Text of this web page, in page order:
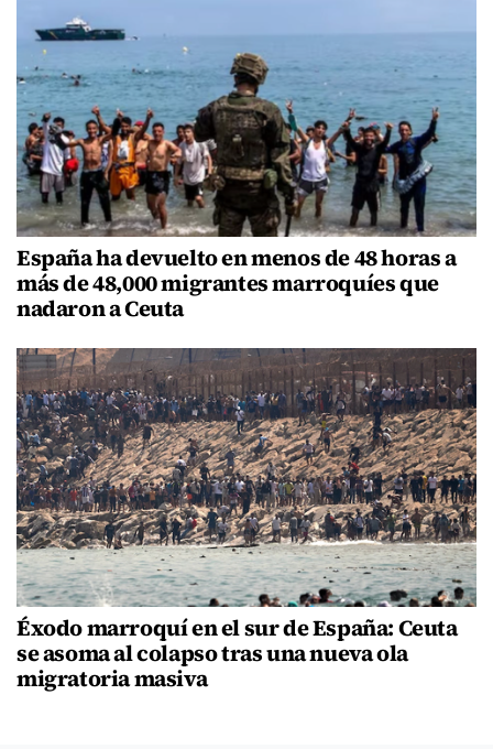
España ha devuelto en menos de 48 horas a
más de 48,000 migrantes marroquíes que
nadaron a Ceuta
Éxodo marroquí en el sur de España: Ceuta
se asoma al colapso tras una nueva ola
migratoria masiva